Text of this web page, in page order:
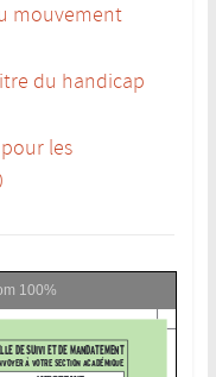
mouvement
du handicap
les
100%